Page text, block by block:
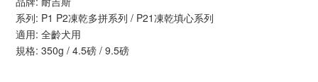
系列: P1 P2凍乾多拼系列 / P21凍乾填心系列
適用: 全齡犬用
規格: 350g / 4.5磅 / 9.5磅